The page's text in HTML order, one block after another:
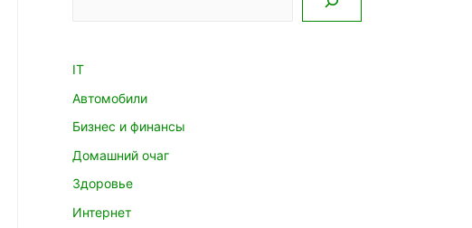
IT
Автомобили
Бизнес и финансы
Домашний очаг
Здоровье
Интернет